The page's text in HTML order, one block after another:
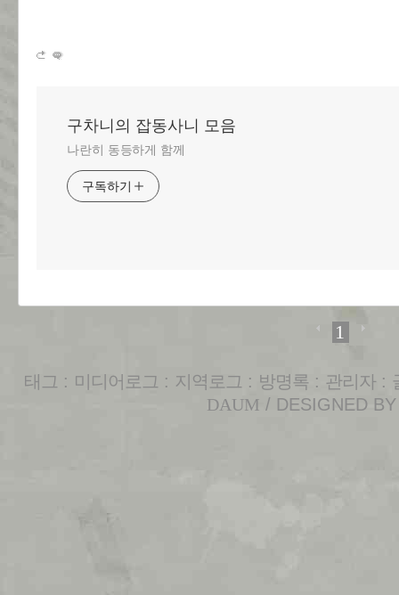
구차니의 잡동사니 모음
나란히 동등하게 함께
구독하기
1
태그 : 미디어로그 : 지역로그 : 방명록 : 관리자 :
DAUM / DESIGNED